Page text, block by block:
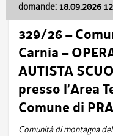
domande: 18.09.2026
329/26 –
Carnia –
AUTISTA
presso l’Area
Comune di
Comunità di montagna